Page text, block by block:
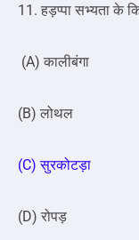
11. हड़प्पा सभ्यता के
(A) कालीबंगा
(B) लोथल
(C) सुरकोटड़ा
(D) रोपड़